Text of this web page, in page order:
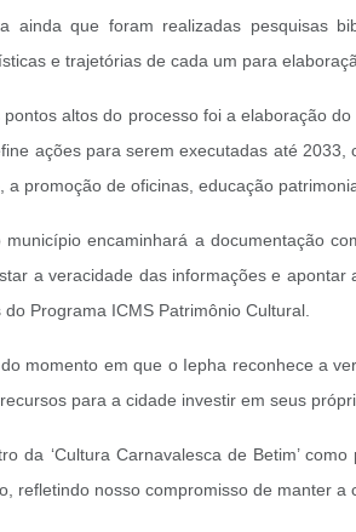
ainda que foram realizadas pesquisas
e trajetórias de cada um para
pontos altos do processo foi a elaboração
ações para serem executadas até
a promoção de oficinas, educação
município encaminhará a documentação
a veracidade das informações e
do Programa ICMS Patrimônio Cultural.
do momento em que o Iepha reconhece a
para a cidade investir em seus
da ‘Cultura Carnavalesca de Betim’
refletindo nosso compromisso de manter a